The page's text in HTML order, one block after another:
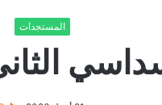
المستجدات